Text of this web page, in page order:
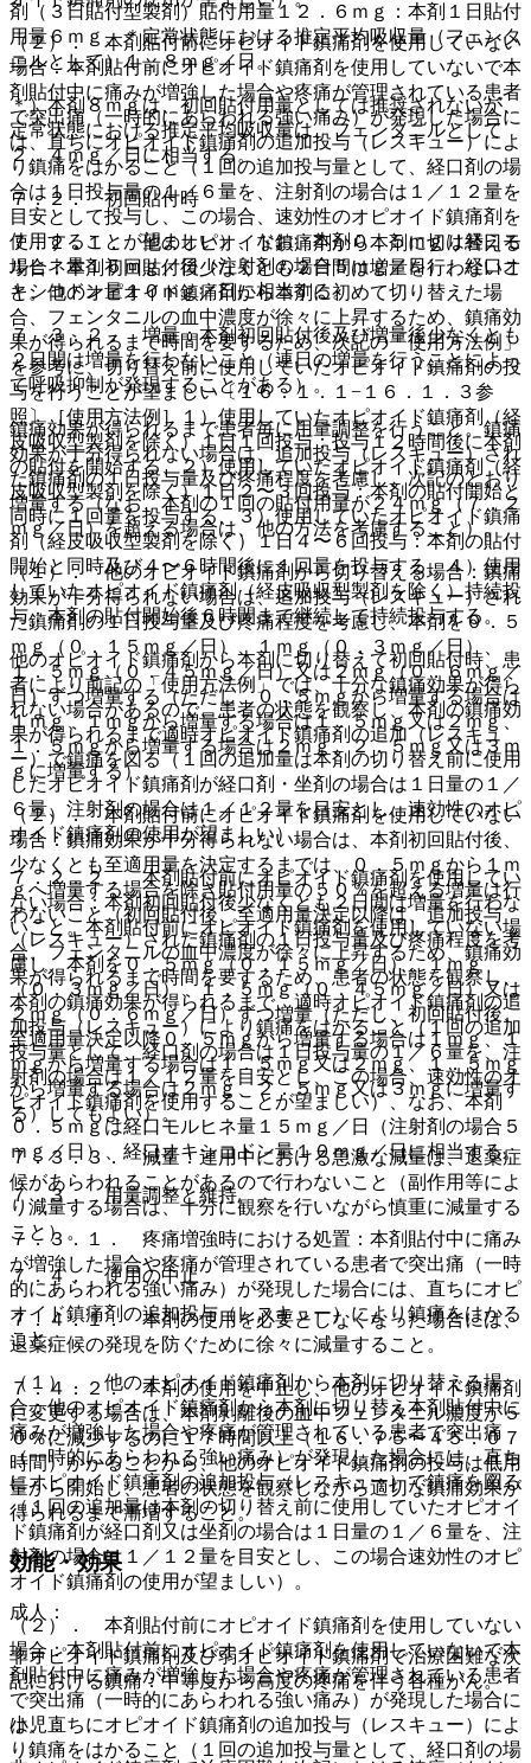
（２）． 本剤貼付前にオピオイド鎮痛剤を使用していない
場合：本剤貼付前にオピオイド鎮痛剤を使用していないで本
剤貼付中に痛みが増強した場合や疼痛が管理されている患者
で突出痛（一時的にあらわれる強い痛み）が発現した場合に
は、直ちにオピオイド鎮痛剤の追加投与（レスキュー）によ
り鎮痛をはかること（１回の追加投与量として、経口剤の場
合は１日投与量の１／６量を、注射剤の場合は１／１２量を
目安として投与し、この場合、速効性のオピオイド鎮痛剤を
使用することが望ましい）、なお、本剤０．５ｍｇは経口モ
ルヒネ量１５ｍｇ／日（注射剤の場合５ｍｇ／日）、経口オ
キシコドン量１０ｍｇ／日に相当する。
７．３．２． 増量：本剤初回貼付後及び増量後少なくとも
２日間は増量を行わないこと（連日の増量を行うことによっ
て呼吸抑制が発現することがある）。
鎮痛効果が得られるまで患者毎に用量調整を行うこと。鎮痛
効果が十分得られない場合は、追加投与（レスキュー）され
た鎮痛剤の１日投与量及び疼痛程度を考慮し、次記のとおり
増量する（なお、本剤の１回の貼付用量が２４ｍｇ（７．２
ｍｇ／日）を超える場合は、他の方法を考慮すること）。
（１）． 他のオピオイド鎮痛剤から切り替える場合：鎮痛
効果が十分得られない場合は、追加投与（レスキュー）され
た鎮痛剤の１日投与量及び疼痛程度を考慮し、本剤を０．５
ｍｇ（０．１５ｍｇ／日）、１ｍｇ（０．３ｍｇ／日）、
１．５ｍｇ（０．４５ｍｇ／日）又は２ｍｇ（０．６ｍｇ／
日）ずつ増量する（ただし、０．５ｍｇから増量する場合は
１ｍｇ、１ｍｇから増量する場合は１．５ｍｇ又は２ｍｇ、
１．５ｍｇから増量する場合は２ｍｇ、２．５ｍｇ又は３ｍ
ｇに増量する）。
（２）． 本剤貼付前にオピオイド鎮痛剤を使用していない
場合：鎮痛効果が十分得られない場合は、本剤初回貼付後、
少なくとも至適用量を決定するまでは、０．５ｍｇから１ｍ
ｇへ増量する場合を除き貼付用量の５０％を超える増量は行
わないこと（初回貼付後、至適用量決定以降は、追加投与
（レスキュー）された鎮痛剤の１日投与量及び疼痛程度を考
慮し、本剤を０．５ｍｇ（０．１５ｍｇ／日）、１ｍｇ
（０．３ｍｇ／日）、１．５ｍｇ（０．４５ｍｇ／日）又は
２ｍｇ（０．６ｍｇ／日）ずつ増量（ただし、初回貼付後、
至適用量決定以降０．５ｍｇから増量する場合は１ｍｇ、１
ｍｇから増量する場合は１．５ｍｇ又は２ｍｇ、１．５ｍｇ
から増量する場合は２ｍｇ、２．５ｍｇ又は３ｍｇに増量す
る）してもよい）。
７．３．３． 減量：連用中における急激な減量は、退薬症
候があらわれることがあるので行わないこと（副作用等によ
り減量する場合は、十分に観察を行いながら慎重に減量する
こと）。
７．４． 使用の中止
７．４．１． 本剤の使用を必要としなくなった場合には、
退薬症候の発現を防ぐために徐々に減量すること。
７．４．２． 本剤の使用を中止し、他のオピオイド鎮痛剤
に変更する場合は、本剤剥離後の血中フェンタニル濃度が５
０％に減少するのに１７時間以上（１６．７５〜４５．０７
時間）かかることから、他のオピオイド鎮痛剤の投与は低用
量から開始し、患者の状態を観察しながら適切な鎮痛効果が
得られるまで漸増すること。
効能・効果
成人：
非オピオイド鎮痛剤及び弱オピオイド鎮痛剤で治療困難な次
記における鎮痛：中等度から高度の疼痛を伴う各種がん。
小児：
剤（３日貼付型製剤）貼付用量１２．６ｍｇ：本剤１日貼付
用量６ｍｇ、＊定常状態における推定平均吸収量（フェンタ
ニルとして）１．８ｍｇ／日。
＊）本剤８ｍｇは、初回貼付用量としては推奨されないが、
定常状態における推定平均吸収量は、フェンタニルとして
２．４ｍｇ／日に相当する。
７．２． 初回貼付時
７．２．１． 他のオピオイド鎮痛剤から本剤に切り替える
場合：本剤初回貼付後少なくとも２日間は増量を行わないこ
と。他のオピオイド鎮痛剤から本剤に初めて切り替えた場
合、フェンタニルの血中濃度が徐々に上昇するため、鎮痛効
果が得られるまで時間を要するため、次記の「使用方法例」
を参考に、切り替え前に使用していたオピオイド鎮痛剤の投
与を行うことが望ましい〔１６．１．１−１６．１．３参
照〕［使用方法例］１）使用していたオピオイド鎮痛剤（経
皮吸収型製剤を除く）１日１回投与：投与１２時間後に本剤
の貼付を開始する、２）使用していたオピオイド鎮痛剤（経
皮吸収型製剤を除く）１日２〜３回投与：本剤の貼付開始と
同時に１回量を投与する、３）使用していたオピオイド鎮痛
剤（経皮吸収型製剤を除く）１日４〜６回投与：本剤の貼付
開始と同時及び４〜６時間後に１回量を投与する、４）使用
していたオピオイド鎮痛剤（経皮吸収型製剤を除く）持続投
与：本剤の貼付開始後６時間まで継続して持続投与する。
他のオピオイド鎮痛剤から本剤に切り替えて初回貼付時、患
者により前記の「使用方法例」では、十分な鎮痛効果が得ら
れない場合があるので、患者の状態を観察し、本剤の鎮痛効
果が得られるまで適時オピオイド鎮痛剤の追加（レスキュ
ー）で鎮痛を図る（１回の追加量は本剤の切り替え前に使用
したオピオイド鎮痛剤が経口剤・坐剤の場合は１日量の１／
６量、注射剤の場合は１／１２量を目安とし、速効性のオピ
オイド鎮痛剤の使用が望ましい）。
７．２．２． 本剤貼付前にオピオイド鎮痛剤を使用してい
ない場合：本剤初回貼付後少なくとも２日間は増量を行わな
いこと。本剤貼付前にオピオイド鎮痛剤を使用していない場
合、フェンタニルの血中濃度が徐々に上昇するため、鎮痛効
果が得られるまで時間を要するため、患者の状態を観察し、
本剤の鎮痛効果が得られるまで、適時オピオイド鎮痛剤の追
加投与（レスキュー）により鎮痛をはかること（１回の追加
投与量として、経口剤の場合は１日投与量の１／６量を、注
射剤の場合は１／１２量を目安とし、この場合、速効性のオ
ピオイド鎮痛剤を使用することが望ましい）、なお、本剤
０．５ｍｇは経口モルヒネ量１５ｍｇ／日（注射剤の場合５
ｍｇ／日）、経口オキシコドン量１０ｍｇ／日に相当する。
７．３． 用量調整と維持
７．３．１． 疼痛増強時における処置：本剤貼付中に痛み
が増強した場合や疼痛が管理されている患者で突出痛（一時
的にあらわれる強い痛み）が発現した場合には、直ちにオピ
オイド鎮痛剤の追加投与（レスキュー）により鎮痛をはかる
こと。
（１）． 他のオピオイド鎮痛剤から本剤に切り替える場
合：他のオピオイド鎮痛剤から本剤に切り替え本剤貼付中に
痛みが増強した場合や疼痛が管理されている患者で突出痛
（一時的にあらわれる強い痛み）が発現した場合には、直ち
にオピオイド鎮痛剤の追加投与（レスキュー）で鎮痛を図る
（１回の追加量は本剤の切り替え前に使用していたオピオイ
ド鎮痛剤が経口剤又は坐剤の場合は１日量の１／６量を、注
射剤の場合は１／１２量を目安とし、この場合速効性のオピ
オイド鎮痛剤の使用が望ましい）。
（２）． 本剤貼付前にオピオイド鎮痛剤を使用していない
場合：本剤貼付前にオピオイド鎮痛剤を使用していないで本
剤貼付中に痛みが増強した場合や疼痛が管理されている患者
で突出痛（一時的にあらわれる強い痛み）が発現した場合に
は、直ちにオピオイド鎮痛剤の追加投与（レスキュー）によ
り鎮痛をはかること（１回の追加投与量として、経口剤の場